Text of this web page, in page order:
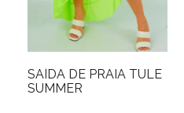
SAÍDA DE PRAIA TULE
SUMMER